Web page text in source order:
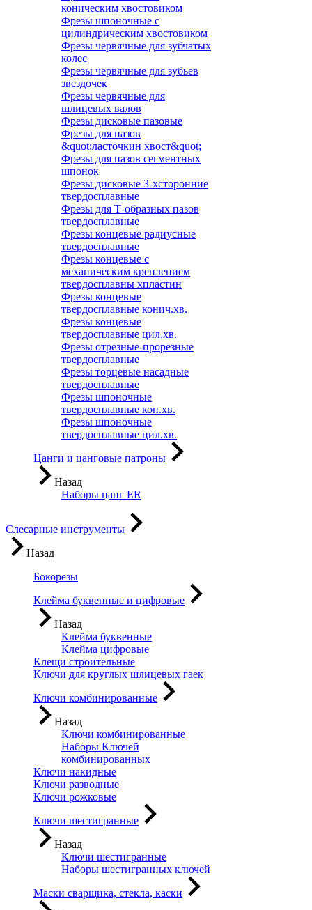
коническим хвостовиком
Фрезы шпоночные с
цилиндрическим хвостовиком
Фрезы червячные для зубчатых
колес
Фрезы червячные для зубьев
звездочек
Фрезы червячные для
шлицевых валов
Фрезы дисковые пазовые
Фрезы для пазов
&quot;ласточкин хвост&quot;
Фрезы для пазов сегментных
шпонок
Фрезы дисковые 3-хсторонние
твердосплавные
Фрезы для Т-образных пазов
твердосплавные
Фрезы концевые радиусные
твердосплавные
Фрезы концевые с
механическим креплением
твердосплавны хпластин
Фрезы концевые
твердосплавные конич.хв.
Фрезы концевые
твердосплавные цил.хв.
Фрезы отрезные-прорезные
твердосплавные
Фрезы торцевые насадные
твердосплавные
Фрезы шпоночные
твердосплавные кон.хв.
Фрезы шпоночные
твердосплавные цил.хв.
Цанги и цанговые патроны
Назад
Наборы цанг ER
Слесарные инструменты
Назад
Бокорезы
Клейма буквенные и цифровые
Назад
Клейма буквенные
Клейма цифровые
Клещи строительные
Ключи для круглых шлицевых гаек
Ключи комбинированные
Назад
Ключи комбинированные
Наборы Ключей
комбинированных
Ключи накидные
Ключи разводные
Ключи рожковые
Ключи шестигранные
Назад
Ключи шестигранные
Наборы шестигранных ключей
Маски сварщика, стекла, каски